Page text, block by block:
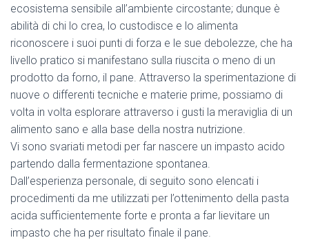
ecosistema sensibile all’ambiente circostante; dunque è
abilità di chi lo crea, lo custodisce e lo alimenta
riconoscere i suoi punti di forza e le sue debolezze, che ha
livello pratico si manifestano sulla riuscita o meno di un
prodotto da forno, il pane. Attraverso la sperimentazione di
nuove o differenti tecniche e materie prime, possiamo di
volta in volta esplorare attraverso i gusti la meraviglia di un
alimento sano e alla base della nostra nutrizione.
Vi sono svariati metodi per far nascere un impasto acido
partendo dalla fermentazione spontanea.
Dall’esperienza personale, di seguito sono elencati i
procedimenti da me utilizzati per l’ottenimento della pasta
acida sufficientemente forte e pronta a far lievitare un
impasto che ha per risultato finale il pane.